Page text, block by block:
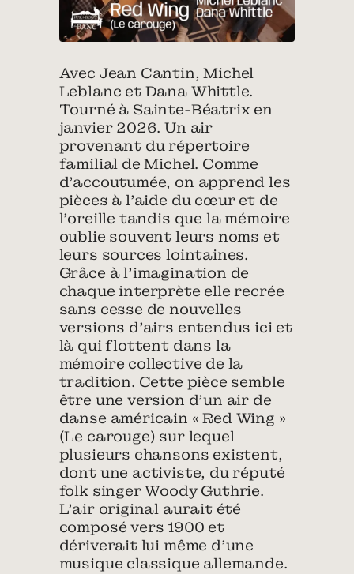
Avec Jean Cantin, Michel
Leblanc et Dana Whittle.
Tourné à Sainte-Béatrix en
janvier 2026. Un air
provenant du répertoire
familial de Michel. Comme
d’accoutumée, on apprend les
pièces à l’aide du cœur et de
l’oreille tandis que la mémoire
oublie souvent leurs noms et
leurs sources lointaines.
Grâce à l’imagination de
chaque interprète elle recrée
sans cesse de nouvelles
versions d’airs entendus ici et
là qui flottent dans la
mémoire collective de la
tradition. Cette pièce semble
être une version d’un air de
danse américain « Red Wing »
(Le carouge) sur lequel
plusieurs chansons existent,
dont une activiste, du réputé
folk singer Woody Guthrie.
L’air original aurait été
composé vers 1900 et
dériverait lui même d’une
musique classique allemande.